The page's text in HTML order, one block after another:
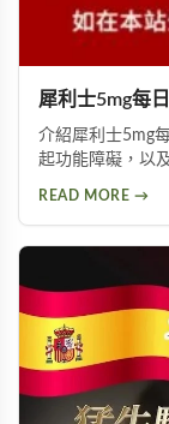
犀利士5mg每
介紹犀利士5mg
起功能障礙，以
READ MORE →